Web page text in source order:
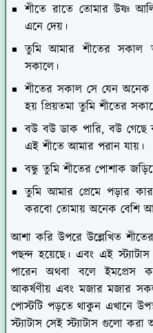
শীতে রাতে তোমার উষ্ণ
এনে দেয়।
তুমি আমার শীতের সকাল
সকালে।
শীতের সকাল সে যেন অনেক
হয় প্রিয়তমা তুমি শীতের
বউ বউ ডাক পারি, বউ
এই শীতে আমার পরান যায়।
বন্ধু তুমি শীতের পোশাক
তুমি আমার প্রেমে পড়ার
করবো তোমায় অনেক বেশি
আশা করি উপরে উল্লেখিত
পছন্দ হয়েছে। এবং এই
পারেন অথবা বলে
আকর্ষণীয় এবং মজার মজার
পোস্টটি পড়তে থাকুন এখানে
স্ট্যাটাস সেই স্ট্যাটাস গুলো